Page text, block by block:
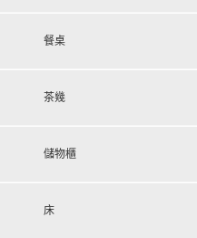
餐桌
茶幾
儲物櫃
床